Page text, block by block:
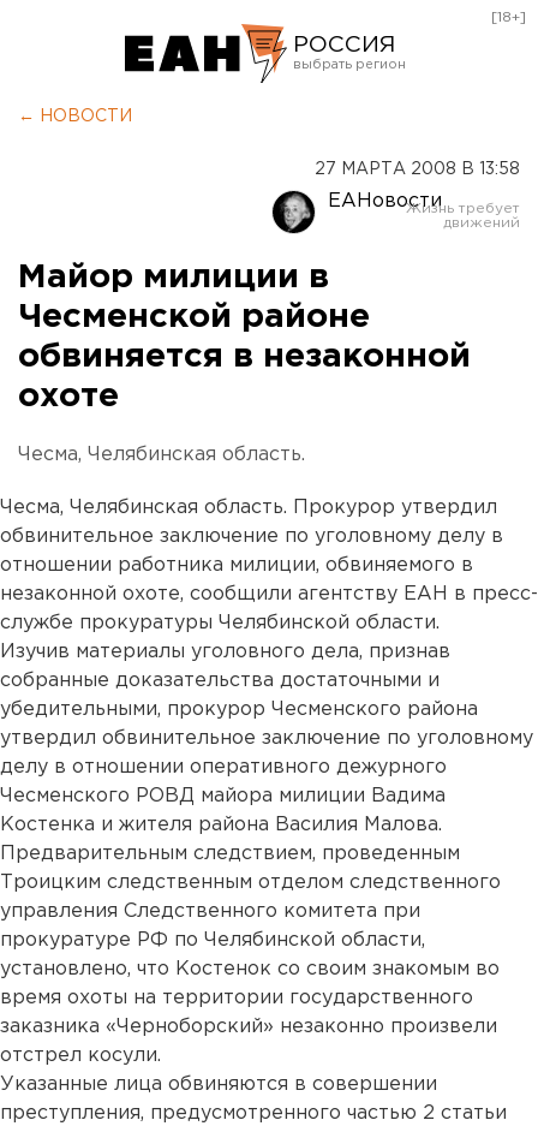
РОССИЯ
Оренбург
[18+]
← НОВОСТИ
27 МАРТА 2008 В 13:58
ЕАНовости
Майор милиции в
Чесменской районе
обвиняется в незаконной
охоте
Чесма, Челябинская область.
Чесма, Челябинская область. Прокурор утвердил
обвинительное заключение по уголовному делу в
отношении работника милиции, обвиняемого в
незаконной охоте, сообщили агентству ЕАН в пресс-
службе прокуратуры Челябинской области.
Изучив материалы уголовного дела, признав
собранные доказательства достаточными и
убедительными, прокурор Чесменского района
утвердил обвинительное заключение по уголовному
делу в отношении оперативного дежурного
Чесменского РОВД майора милиции Вадима
Костенка и жителя района Василия Малова.
Предварительным следствием, проведенным
Троицким следственным отделом следственного
управления Следственного комитета при
прокуратуре РФ по Челябинской области,
установлено, что Костенок со своим знакомым во
время охоты на территории государственного
заказника «Черноборский» незаконно произвели
отстрел косули.
Указанные лица обвиняются в совершении
преступления, предусмотренного частью 2 статьи